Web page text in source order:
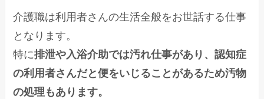
介護職は利用者さんの生活全般をお世話する仕事
となります。
特に排泄や入浴介助では汚れ仕事があり、認知症
の利用者さんだと便をいじることがあるため汚物
の処理もあります。